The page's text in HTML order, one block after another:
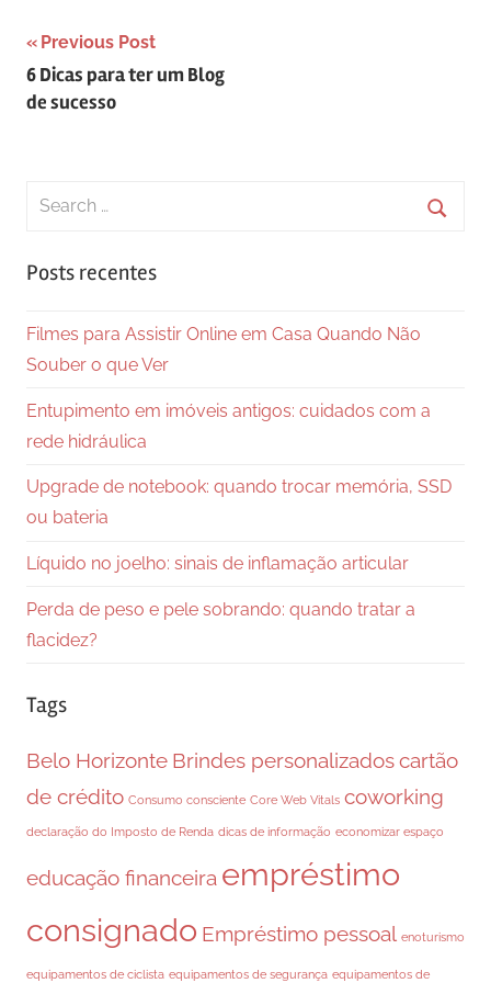
Navegação
de
Previous Post
6 Dicas para ter um Blog
de sucesso
Search
Posts recentes
Filmes para Assistir Online em Casa Quando Não
Souber o que Ver
Entupimento em imóveis antigos: cuidados com a
rede hidráulica
Upgrade de notebook: quando trocar memória, SSD
ou bateria
Líquido no joelho: sinais de inflamação articular
Perda de peso e pele sobrando: quando tratar a
flacidez?
Tags
Belo Horizonte Brindes personalizadoscartão
de crédito Consumo consciente Core Web Vitals coworking
declaração do Imposto de Renda dicas de informação economizar espaço
educação financeira empréstimo
consignado Empréstimo pessoal enoturismo
equipamentos de ciclista equipamentos de segurança equipamentos de